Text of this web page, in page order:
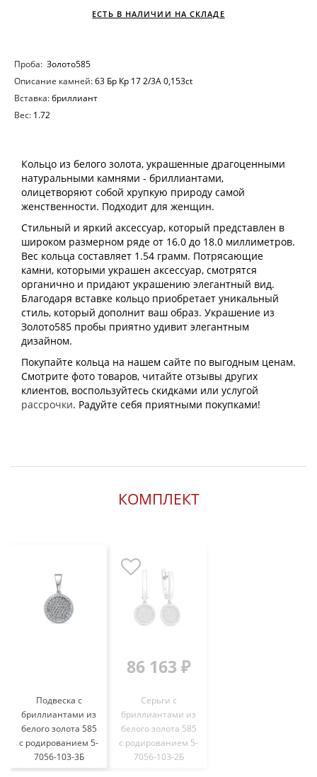
ЕСТЬ В НАЛИЧИИ НА СКЛАДЕ
Проба: Золото585
Описание камней:63 Бр Кр 17 2/3А 0,153ct
Вставка:бриллиант
Вес: 1.72
Кольцо из белого золота, украшенные драгоценными
натуральными камнями - бриллиантами,
олицетворяют собой хрупкую природу самой
женственности. Подходит для женщин.
Стильный и яркий аксессуар, который представлен в
широком размерном ряде от 16.0 до 18.0 миллиметров.
Вес кольца составляет 1.54 грамм. Потрясающие
камни, которыми украшен аксессуар, смотрятся
органично и придают украшению элегантный вид.
Благодаря вставке кольцо приобретает уникальный
стиль, который дополнит ваш образ. Украшение из
Золото585 пробы приятно удивит элегантным
дизайном.
Покупайте кольца на нашем сайте по выгодным ценам.
Смотрите фото товаров, читайте отзывы других
клиентов, воспользуйтесь скидками или услугой
рассрочки. Радуйте себя приятными покупками!
КОМПЛЕКТ
Подвеска с
бриллиантами из
белого золота 585
с родированием 5-
7056-103-3Б
86 163 ₽
Серьги с
бриллиантами из
белого золота 585
с родированием 5-
7056-103-2Б